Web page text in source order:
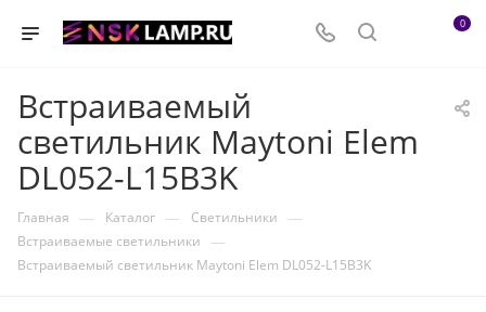
0
Встраиваемый
светильник Maytoni Elem
DL052-L15B3K
Главная — Каталог — Светильники —
Встраиваемые светильники —
Встраиваемый светильник Maytoni Elem DL052-L15B3K